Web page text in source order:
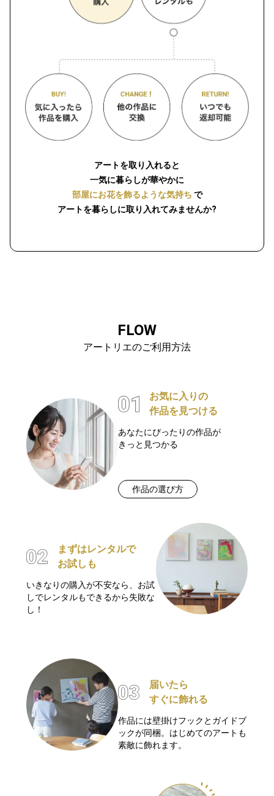
アートを取り入れると
一気に暮らしが華やかに
部屋にお花を飾るような気持ち で
アートを暮らしに取り入れてみませんか?
FLOW
アートリエのご利用方法
お気に入りの
作品を見つける
あなたにぴったりの作品が
きっと見つかる
作品の選び方
まずはレンタルで
お試しも
いきなりの購入が不安なら、お試
しでレンタルもできるから失敗な
し！
届いたら
すぐに飾れる
作品には壁掛けフックとガイドブ
ックが同梱。はじめてのアートも
素敵に飾れます。